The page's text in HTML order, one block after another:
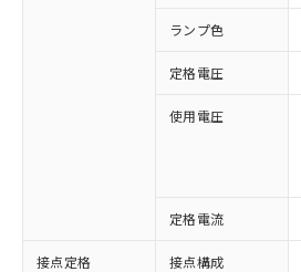
ランプ色
定格電圧
使用電圧
定格電流
接点定格 接点構成
※1 対応状況